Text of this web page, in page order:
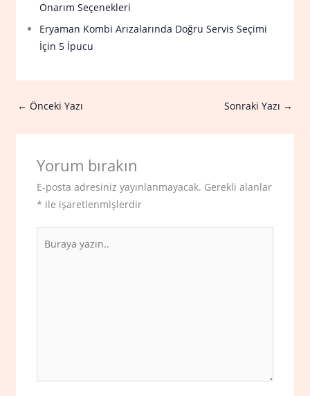
Onarım Seçenekleri
Eryaman Kombi Arızalarında Doğru Servis Seçimi
İçin 5 İpucu
← Önceki Yazı Sonraki Yazı →
Yorum bırakın
E-posta adresiniz yayınlanmayacak. Gerekli alanlar
* ile işaretlenmişlerdir